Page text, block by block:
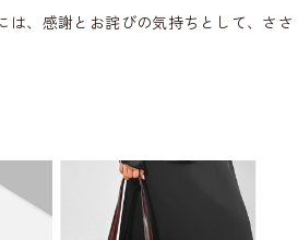
、感謝とお詫びの気持ちとして、ささ